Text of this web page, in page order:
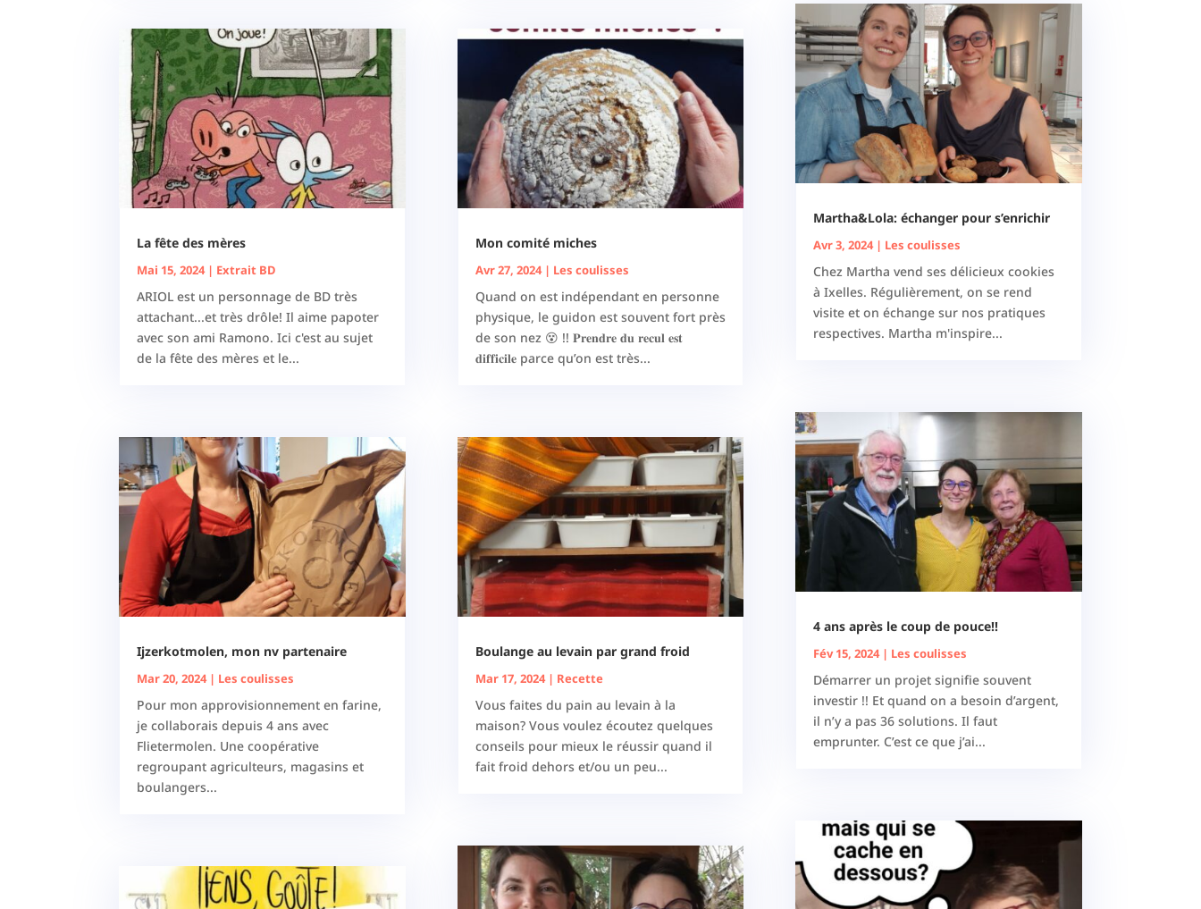
La fête des mères
Mai 15, 2024| Extrait BD
ARIOL est un personnage de BD très
attachant...et très drôle! Il aime papoter
avec son ami Ramono. Ici c'est au sujet
de la fête des mères et le...
Ijzerkotmolen, mon nv partenaire
Mar 20, 2024| Les coulisses
Pour mon approvisionnement en farine,
je collaborais depuis 4 ans avec
Flietermolen. Une coopérative
regroupant agriculteurs, magasins et
boulangers...
Mon comité miches
Avr 27, 2024| Les coulisses
Quand on est indépendant en personne
physique, le guidon est souvent fort près
de son nez 😵 !! 𝐏𝐫𝐞𝐧𝐝𝐫𝐞 𝐝𝐮 𝐫𝐞𝐜𝐮𝐥 𝐞𝐬𝐭
𝐝𝐢𝐟𝐟𝐢𝐜𝐢𝐥𝐞 parce qu’on est très...
Boulange au levain par grand froid
Mar 17, 2024| Recette
Vous faites du pain au levain à la
maison? Vous voulez écoutez quelques
conseils pour mieux le réussir quand il
fait froid dehors et/ou un peu...
Martha&Lola: échanger pour s’enrichir
Avr 3, 2024| Les coulisses
Chez Martha vend ses délicieux cookies
à Ixelles. Régulièrement, on se rend
visite et on échange sur nos pratiques
respectives. Martha m'inspire...
4 ans après le coup de pouce!!
Fév 15, 2024| Les coulisses
Démarrer un projet signifie souvent
investir !! Et quand on a besoin d’argent,
il n’y a pas 36 solutions. Il faut
emprunter. C’est ce que j’ai...